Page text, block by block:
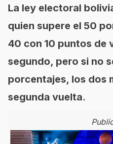
La ley electoral
quien supere el 50
40 con 10 puntos de
segundo, pero si no
porcentajes, los dos
segunda vuelta.